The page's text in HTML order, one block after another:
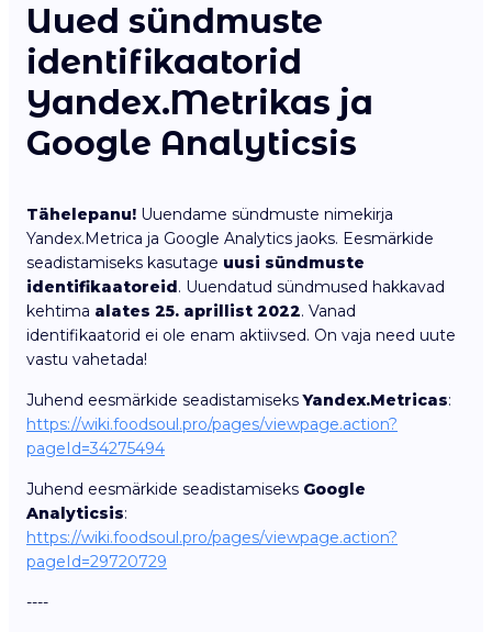
Uued sündmuste
identifikaatorid
Yandex.Metrikas ja
Google Analyticsis
Tähelepanu! Uuendame sündmuste nimekirja
Yandex.Metrica ja Google Analytics jaoks. Eesmärkide
seadistamiseks kasutage uusi sündmuste
identifikaatoreid. Uuendatud sündmused hakkavad
kehtima alates 25. aprillist 2022. Vanad
identifikaatorid ei ole enam aktiivsed. On vaja need uute
vastu vahetada!
Juhend eesmärkide seadistamiseksYandex.Metricas:
https://wiki.foodsoul.pro/pages/viewpage.action?
pageId=34275494
Juhend eesmärkide seadistamiseks Google
Analyticsis:
https://wiki.foodsoul.pro/pages/viewpage.action?
pageId=29720729
----